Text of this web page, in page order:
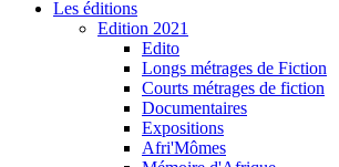
Les éditions
Edition 2021
Edito
Longs métrages de Fiction
Courts métrages de fiction
Documentaires
Expositions
Afri'Mômes